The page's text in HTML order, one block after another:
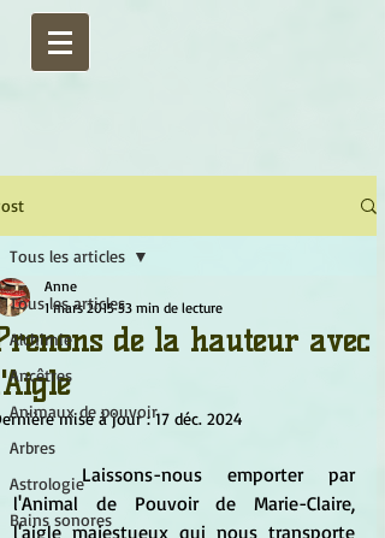
Tous les articles
Alchimie
Ancêtres
Animaux de pouvoir
Arbres
Astrologie
Bains sonores
Tous les articles
de la hauteur avec
Anne
1 mars 2015 53 min de lecture
mise à jour :17 déc. 2024
	Laissons-nous emporter par
l'Animal de Pouvoir de Marie-Claire,
l'aigle majestueux qui nous transporte